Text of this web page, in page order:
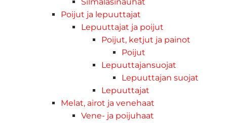
Silmälasinauhat
Poijut ja lepuuttajat
Lepuuttajat ja poijut
Poijut, ketjut ja painot
Poijut
Lepuuttajansuojat
Lepuuttajan suojat
Lepuuttajat
Melat, airot ja venehaat
Vene- ja poijuhaat